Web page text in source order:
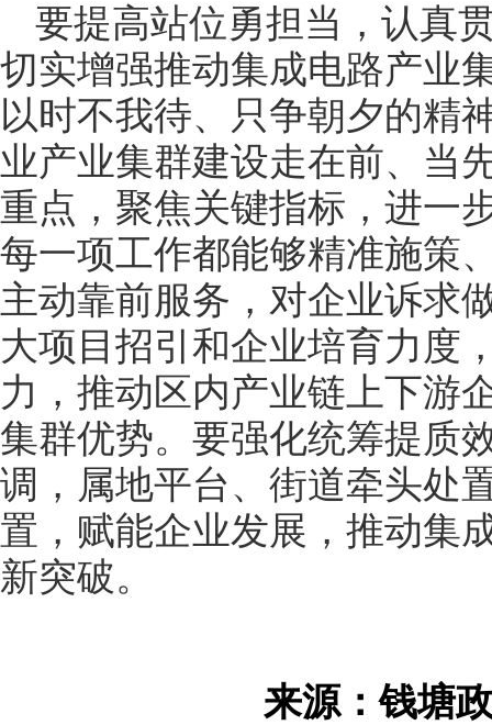
要提高站位勇担当，认真
切实增强推动集成电路产业
以时不我待、只争朝夕的精
业产业集群建设走在前、当
重点，聚焦关键指标，进一
每一项工作都能够精准施策
主动靠前服务，对企业诉求
大项目招引和企业培育力度
力，推动区内产业链上下游
集群优势。要强化统筹提质
调，属地平台、街道牵头处
置，赋能企业发展，推动集
新突破。
来源：钱